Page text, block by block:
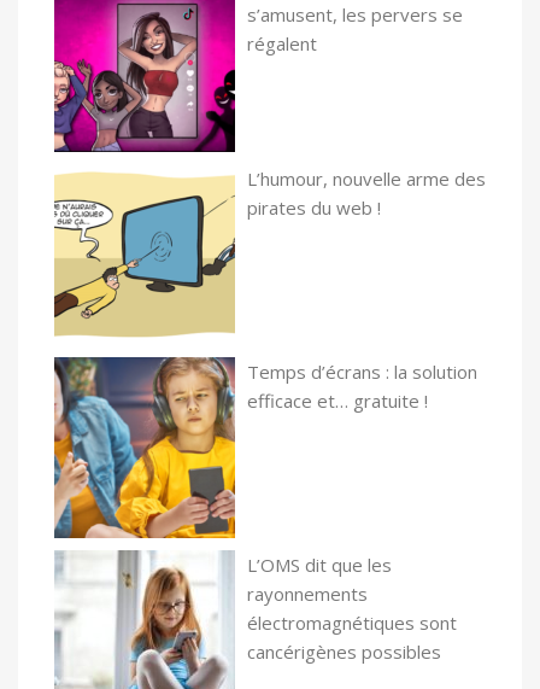
s’amusent, les pervers se
régalent
L’humour, nouvelle arme des
pirates du web !
Temps d’écrans : la solution
efficace et… gratuite !
L’OMS dit que les
rayonnements
électromagnétiques sont
cancérigènes possibles